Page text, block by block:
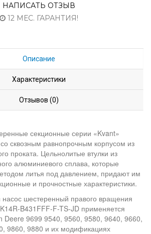
НАПИСАТЬ ОТЗЫВ
12 МЕС. ГАРАНТИЯ!
Описание
Характеристики
Отзывов (0)
секционные серии «Kvant»
со сквозным равнопрочным корпусом из
проката. Цельнолитые втулки из
алюминиевого сплава, которые
литья под давлением, придают им
и прочностные характеристики.
шестеренный правого вращения
B431FFF-F-TS-JD применяется
Deere 9699 9540, 9560, 9580, 9640, 9660,
9860, 9880 и их модификациях